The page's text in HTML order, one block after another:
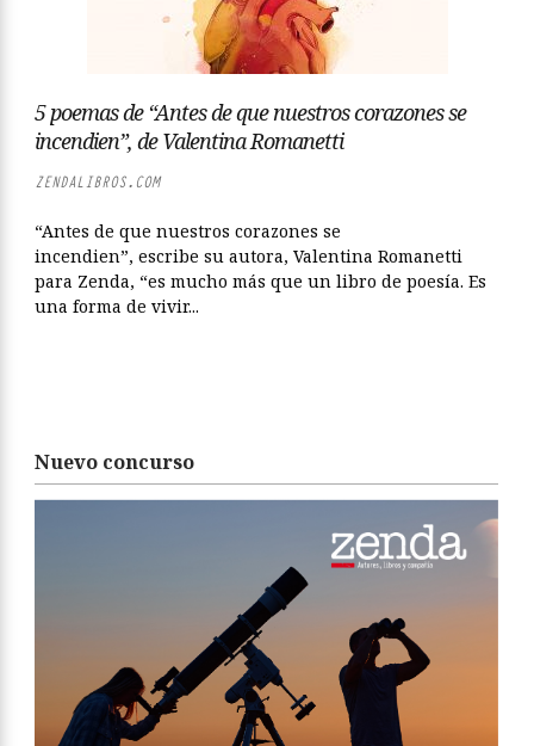
5 poemas de “Antes de que nuestros corazones se
incendien”, de Valentina Romanetti
ZENDALIBROS.COM
“Antes de que nuestros corazones se
incendien”, escribe su autora, Valentina Romanetti
para Zenda, “es mucho más que un libro de poesía. Es
una forma de vivir...
Nuevo concurso